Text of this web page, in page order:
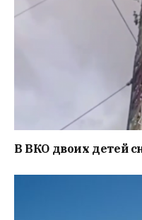
В ВКО двоих детей